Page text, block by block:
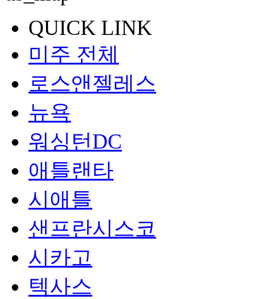
QUICK LINK
미주 전체
로스앤젤레스
뉴욕
워싱턴DC
애틀랜타
시애틀
샌프란시스코
시카고
텍사스